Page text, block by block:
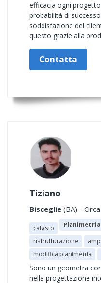
efficacia ogni
probabilità di
soddisfazione del
questo grazie alla
Contatta
Tiziano
Bisceglie (BA) -
catasto Planimetria
ristrutturazione
modifica planimetria
Sono un geometra
nella progettazione